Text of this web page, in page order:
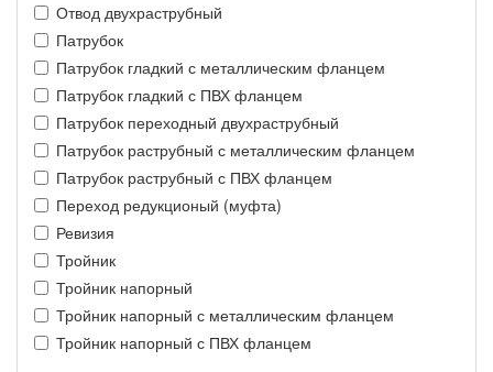
Отвод двухраструбный
Патрубок
Патрубок гладкий с металлическим фланцем
Патрубок гладкий с ПВХ фланцем
Патрубок переходный двухраструбный
Патрубок раструбный с металлическим фланцем
Патрубок раструбный с ПВХ фланцем
Переход редукционый (муфта)
Ревизия
Тройник
Тройник напорный
Тройник напорный с металлическим фланцем
Тройник напорный с ПВХ фланцем